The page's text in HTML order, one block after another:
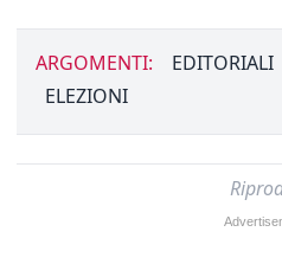
ARGOMENTI: EDITORIALI
ELEZIONI